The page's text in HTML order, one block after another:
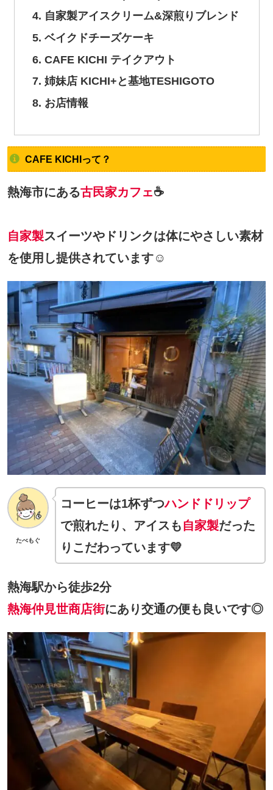
自家製アイスクリーム&深煎りブレンド
ベイクドチーズケーキ
CAFE KICHI テイクアウト
姉妹店 KICHI+と基地TESHIGOTO
お店情報
CAFE KICHIって？
熱海市にある古民家カフェ☕
自家製スイーツやドリンクは体にやさしい素材
を使用し提供されています☺
たべもぐ
コーヒーは1杯ずつハンドドリップ
で煎れたり、アイスも自家製だった
りこだわっています💛
熱海駅から徒歩2分
熱海仲見世商店街にあり交通の便も良いです◎